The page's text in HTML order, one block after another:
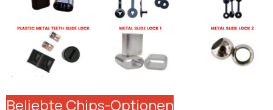
Beliebte Chips-Optionen